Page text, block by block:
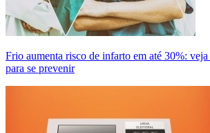
Frio aumenta risco de infarto em até 30%:
para se prevenir